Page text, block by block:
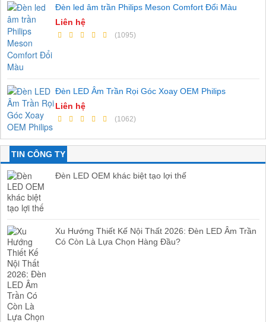
Đèn led âm trần Philips Meson Comfort Đổi Màu
Liên hệ
(1095)
Đèn LED Âm Trần Rọi Góc Xoay OEM Philips
Liên hệ
(1062)
TIN CÔNG TY
Đèn LED OEM khác biệt tạo lợi thế
Xu Hướng Thiết Kế Nội Thất 2026: Đèn LED Âm Trần
Có Còn Là Lựa Chọn Hàng Đầu?